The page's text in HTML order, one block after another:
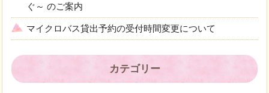
ぐ～ のご案内
マイクロバス貸出予約の受付時間変更について
カテゴリー